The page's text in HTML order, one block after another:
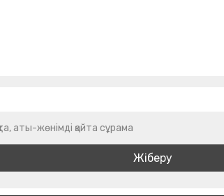
аты-жөнімді қайта сұрама